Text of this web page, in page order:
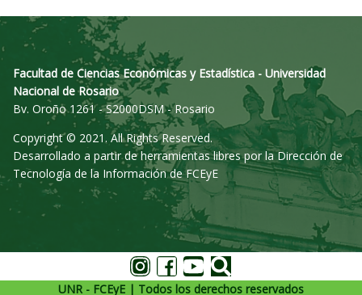
Facultad de Ciencias Económicas y Estadística - Universidad
Nacional de Rosario
Bv. Oroño 1261 - S2000DSM - Rosario
Copyright © 2021. All Rights Reserved.
Desarrollado a partir de herramientas libres por la Dirección de
Tecnología de la Información de FCEyE
UNR - FCEyE | Todos los derechos reservados